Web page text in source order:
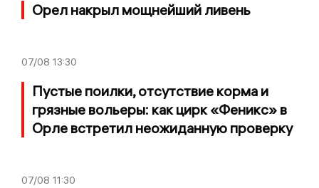
Орел накрыл мощнейший ливень
07/08 13:30
Пустые поилки, отсутствие корма и
грязные вольеры: как цирк «Феникс» в
Орле встретил неожиданную проверку
07/08 11:30